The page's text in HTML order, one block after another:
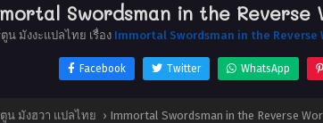
Swordsman in the
น มังงะแปลไทย เรื่อง Immortal Swordsman in the Reverse
Facebook Twitter WhatsApp
น มังฮวา แปลไทย › Immortal Swordsman in the Reverse